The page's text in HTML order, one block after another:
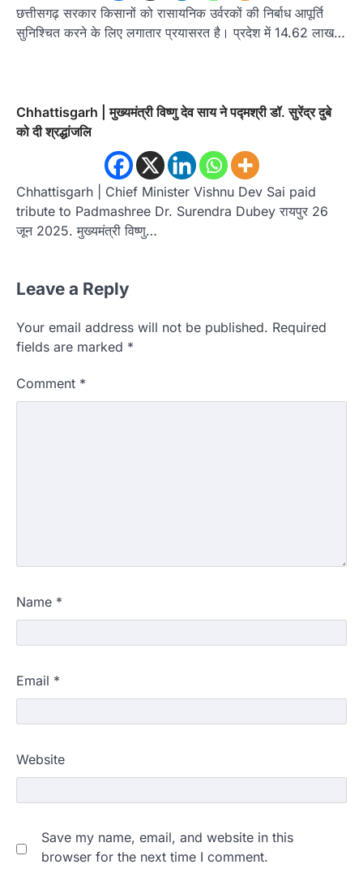
छत्तीसगढ़ सरकार किसानों को रासायनिक उर्वरकों की निर्बाध आपूर्ति
सुनिश्चित करने के लिए लगातार प्रयासरत है। प्रदेश में 14.62 लाख…
Chhattisgarh | मुख्यमंत्री विष्णु देव साय ने पद्मश्री डॉ. सुरेंद्र दुबे
को दी श्रद्धांजलि
Chhattisgarh | Chief Minister Vishnu Dev Sai paid
tribute to Padmashree Dr. Surendra Dubey रायपुर 26
जून 2025. मुख्यमंत्री विष्णु…
Leave a Reply
Your email address will not be published. Required
fields are marked *
Comment *
Name *
Email *
Website
Save my name, email, and website in this
browser for the next time I comment.